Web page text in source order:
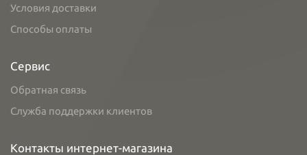
Условия доставки
Способы оплаты
Сервис
Обратная связь
Служба поддержки клиентов
Контакты интернет-магазина